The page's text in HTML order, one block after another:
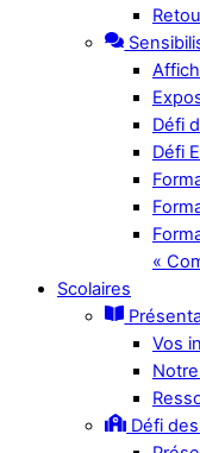
Défi
Défi
«
Scolaires
Vos
Défi